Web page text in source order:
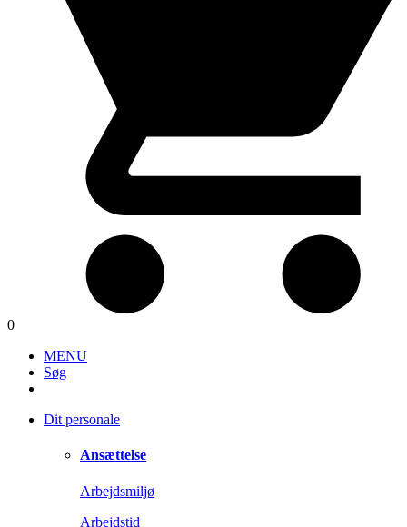
0
MENU
Søg
Dit personale
Ansættelse
Arbejdsmiljø
Arbejdstid